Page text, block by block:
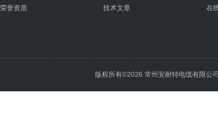
荣誉资质
技术文章
在
版权所有©2026 常州安耐特电缆有限